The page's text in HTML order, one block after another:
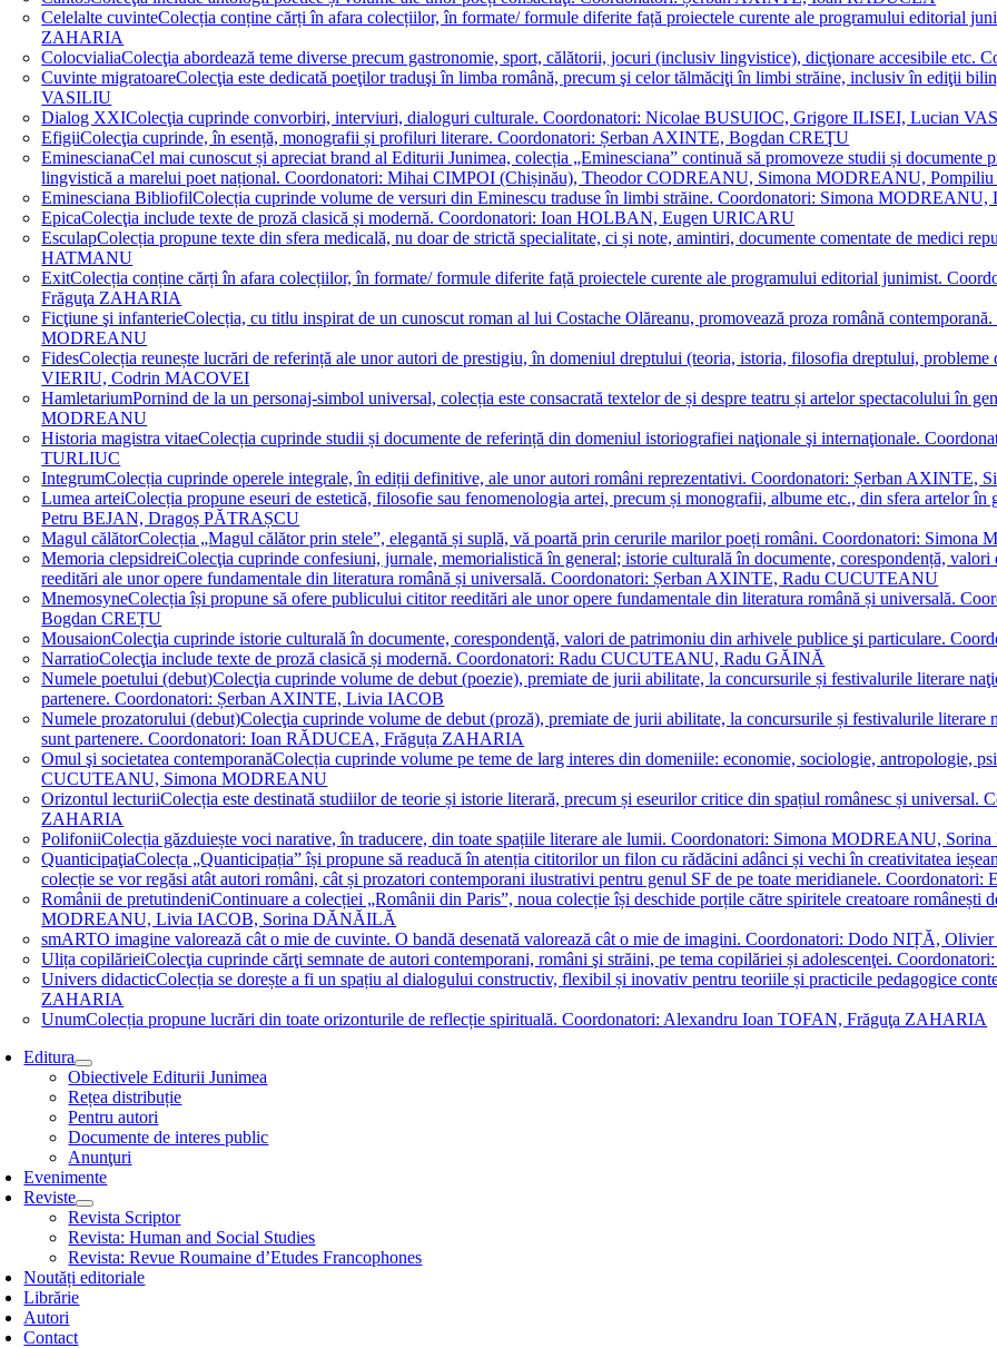
Celelalte cuvinteColecția conține cărți în afara colecțiilor, în formate/ formule diferite față proiectele curente ale programului editorial
ZAHARIA
ColocvialiaColecţia abordează teme diverse precum gastronomie, sport, călătorii, jocuri (inclusiv lingvistice), dicţionare accesibile
Cuvinte migratoareColecţia este dedicată poeţilor traduşi în limba română, precum şi celor tălmăciţi în limbi străine, inclusiv în ediţii
VASILIU
Dialog XXIColecţia cuprinde convorbiri, interviuri, dialoguri culturale. Coordonatori: Nicolae BUSUIOC, Grigore ILISEI, Lucian
EfigiiColecţia cuprinde, în esență, monografii și profiluri literare. Coordonatori: Șerban AXINTE, Bogdan CREŢU
EminescianaCel mai cunoscut și apreciat brand al Editurii Junimea, colecția „Eminesciana” continuă să promoveze studii și documente
lingvistică a marelui poet național. Coordonatori: Mihai CIMPOI (Chișinău), Theodor CODREANU, Simona MODREANU,
Eminesciana BibliofilColecția cuprinde volume de versuri din Eminescu traduse în limbi străine. Coordonatori: Simona
EpicaColecţia include texte de proză clasică și modernă. Coordonatori: Ioan HOLBAN, Eugen URICARU
EsculapColecția propune texte din sfera medicală, nu doar de strictă specialitate, ci și note, amintiri, documente comentate de medici
HATMANU
ExitColecția conține cărți în afara colecțiilor, în formate/ formule diferite față proiectele curente ale programului editorial junimist.
Frăguţa ZAHARIA
Ficţiune şi infanterieColecția, cu titlu inspirat de un cunoscut roman al lui Costache Olăreanu, promovează proza română
MODREANU
FidesColecția reunește lucrări de referință ale unor autori de prestigiu, în domeniul dreptului (teoria, istoria, filosofia dreptului,
VIERIU, Codrin MACOVEI
HamletariumPornind de la un personaj-simbol universal, colecția este consacrată textelor de și despre teatru și artelor spectacolului în
MODREANU
Historia magistra vitaeColecția cuprinde studii și documente de referință din domeniul istoriografiei naţionale şi internaţionale.
TURLIUC
IntegrumColecția cuprinde operele integrale, în ediții definitive, ale unor autori români reprezentativi. Coordonatori: Șerban AXINTE,
Lumea arteiColecția propune eseuri de estetică, filosofie sau fenomenologia artei, precum și monografii, albume etc., din sfera artelor
Petru BEJAN, Dragoș PĂTRAȘCU
Magul călătorColecția „Magul călător prin stele”, elegantă și suplă, vă poartă prin cerurile marilor poeți români. Coordonatori: Simona
Memoria clepsidreiColecţia cuprinde confesiuni, jurnale, memorialistică în general; istorie culturală în documente, corespondență,
reeditări ale unor opere fundamentale din literatura română și universală. Coordonatori: Șerban AXINTE, Radu CUCUTEANU
MnemosyneColecția își propune să ofere publicului cititor reeditări ale unor opere fundamentale din literatura română și universală.
Bogdan CREȚU
MousaionColecţia cuprinde istorie culturală în documente, corespondenţă, valori de patrimoniu din arhivele publice şi particulare.
NarratioColecţia include texte de proză clasică și modernă. Coordonatori: Radu CUCUTEANU, Radu GĂINĂ
Numele poetului (debut)Colecţia cuprinde volume de debut (poezie), premiate de jurii abilitate, la concursurile și festivalurile literare
partenere. Coordonatori: Șerban AXINTE, Livia IACOB
Numele prozatorului (debut)Colecţia cuprinde volume de debut (proză), premiate de jurii abilitate, la concursurile și festivalurile literare
sunt partenere. Coordonatori: Ioan RĂDUCEA, Frăguța ZAHARIA
Omul şi societatea contemporanăColecția cuprinde volume pe teme de larg interes din domeniile: economie, sociologie, antropologie,
CUCUTEANU, Simona MODREANU
Orizontul lecturiiColecția este destinată studiilor de teorie și istorie literară, precum și eseurilor critice din spațiul românesc și
ZAHARIA
PolifoniiColecția găzduiește voci narative, în traducere, din toate spațiile literare ale lumii. Coordonatori: Simona MODREANU,
QuanticipaţiaColecța „Quanticipația” își propune să readucă în atenția cititorilor un filon cu rădăcini adânci și vechi în creativitatea
colecție se vor regăsi atât autori români, cât și prozatori contemporani ilustrativi pentru genul SF de pe toate meridianele.
Românii de pretutindeniContinuare a colecției „Românii din Paris”, noua colecție își deschide porțile către spiritele creatoare
MODREANU, Livia IACOB, Sorina DĂNĂILĂ
smARTO imagine valorează cât o mie de cuvinte. O bandă desenată valorează cât o mie de imagini. Coordonatori: Dodo NIȚĂ,
Ulița copilărieiColecţia cuprinde cărţi semnate de autori contemporani, români şi străini, pe tema copilăriei și adolescenţei.
Univers didacticColecția se dorește a fi un spațiu al dialogului constructiv, flexibil și inovativ pentru teoriile și practicile pedagogice
ZAHARIA
UnumColecția propune lucrări din toate orizonturile de reflecție spirituală. Coordonatori: Alexandru Ioan TOFAN, Frăguţa ZAHARIA
Editura
Obiectivele Editurii Junimea
Rețea distribuție
Pentru autori
Documente de interes public
Anunţuri
Evenimente
Reviste
Revista Scriptor
Revista: Human and Social Studies
Revista: Revue Roumaine d’Etudes Francophones
Noutăți editoriale
Librărie
Autori
Contact